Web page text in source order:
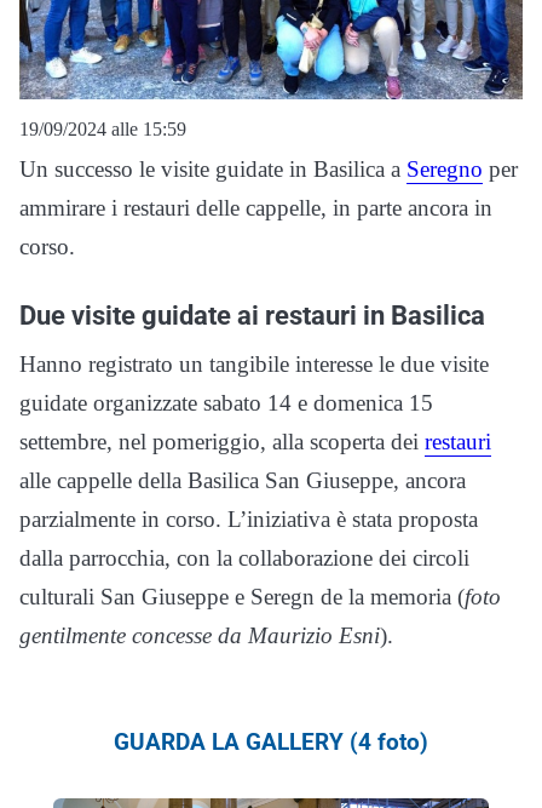
19/09/2024 alle 15:59
Un successo le visite guidate in Basilica a Seregno per
ammirare i restauri delle cappelle, in parte ancora in
corso.
Due visite guidate ai restauri in Basilica
Hanno registrato un tangibile interesse le due visite
guidate organizzate sabato 14 e domenica 15
settembre, nel pomeriggio, alla scoperta dei restauri
alle cappelle della Basilica San Giuseppe, ancora
parzialmente in corso. L’iniziativa è stata proposta
dalla parrocchia, con la collaborazione dei circoli
culturali San Giuseppe e Seregn de la memoria (foto
gentilmente concesse da Maurizio Esni).
GUARDA LA GALLERY (4 foto)